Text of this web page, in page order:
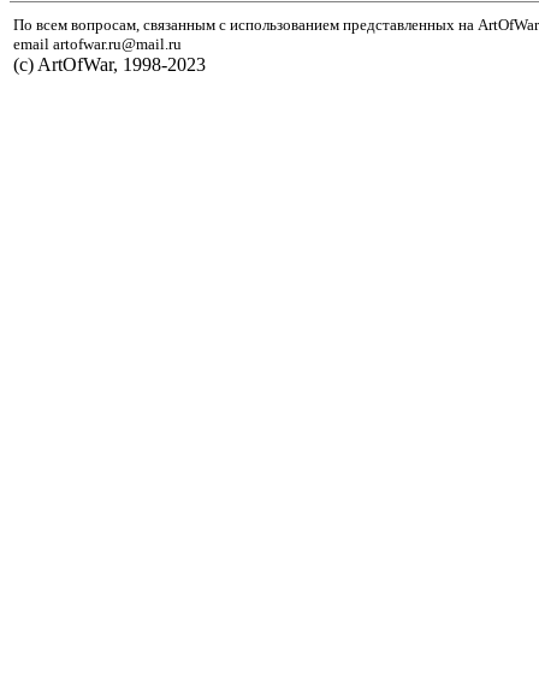
По всем вопросам, связанным с использованием представленных на
email artofwar.ru@mail.ru
(с) ArtOfWar, 1998-2023